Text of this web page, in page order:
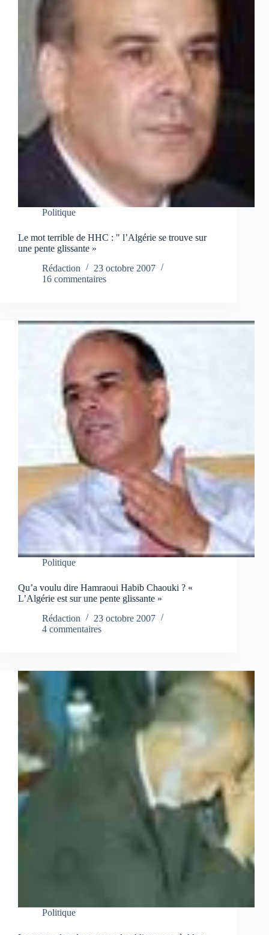
Politique
Le mot terrible de HHC : " l’Algérie se trouve sur
une pente glissante »
Rédaction
23 octobre 2007
16 commentaires
Politique
Qu’a voulu dire Hamraoui Habib Chaouki ? «
L’Algérie est sur une pente glissante »
Rédaction
23 octobre 2007
4 commentaires
Politique